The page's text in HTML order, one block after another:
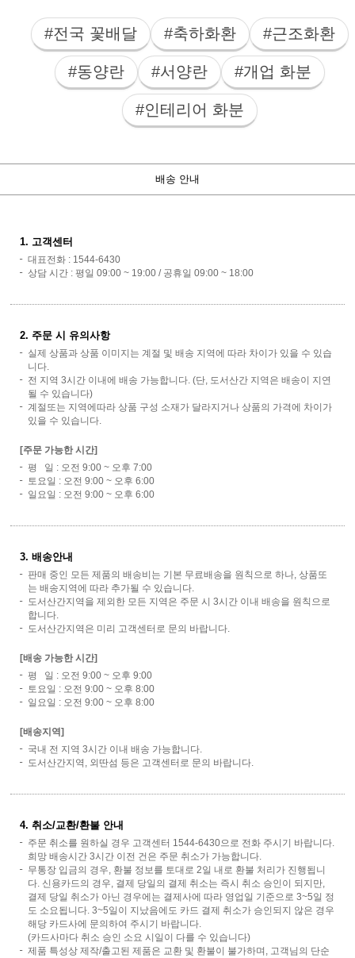
#전국 꽃배달 #축하화환 #근조화환
#동양란 #서양란 #개업 화분
#인테리어 화분
배송 안내
1. 고객센터
대표전화 : 1544-6430
상담 시간 : 평일 09:00 ~ 19:00 / 공휴일 09:00 ~ 18:00
2. 주문 시 유의사항
실제 상품과 상품 이미지는 계절 및 배송 지역에 따라 차이가 있을 수 있습
니다.
전 지역 3시간 이내에 배송 가능합니다. (단, 도서산간 지역은 배송이 지연
될 수 있습니다)
계절또는 지역에따라 상품 구성 소재가 달라지거나 상품의 가격에 차이가
있을 수 있습니다.
[주문 가능한 시간]
평 일 : 오전 9:00 ~ 오후 7:00
토요일 : 오전 9:00 ~ 오후 6:00
일요일 : 오전 9:00 ~ 오후 6:00
3. 배송안내
판매 중인 모든 제품의 배송비는 기본 무료배송을 원칙으로 하나, 상품또
는 배송지역에 따라 추가될 수 있습니다.
도서산간지역을 제외한 모든 지역은 주문 시 3시간 이내 배송을 원칙으로
합니다.
도서산간지역은 미리 고객센터로 문의 바랍니다.
[배송 가능한 시간]
평 일 : 오전 9:00 ~ 오후 9:00
토요일 : 오전 9:00 ~ 오후 8:00
일요일 : 오전 9:00 ~ 오후 8:00
[배송지역]
국내 전 지역 3시간 이내 배송 가능합니다.
도서산간지역, 외딴섬 등은 고객센터로 문의 바랍니다.
4. 취소/교환/환불 안내
주문 취소를 원하실 경우 고객센터 1544-6430으로 전화 주시기 바랍니다.
희망 배송시간 3시간 이전 건은 주문 취소가 가능합니다.
무통장 입금의 경우, 환불 정보를 토대로 2일 내로 환불 처리가 진행됩니
다. 신용카드의 경우, 결제 당일의 결제 취소는 즉시 취소 승인이 되지만,
결제 당일 취소가 아닌 경우에는 결제사에 따라 영업일 기준으로 3~5일 정
도 소요됩니다. 3~5일이 지났음에도 카드 결제 취소가 승인되지 않은 경우
해당 카드사에 문의하여 주시기 바랍니다.
(카드사마다 취소 승인 소요 시일이 다를 수 있습니다)
제품 특성상 제작/출고된 제품은 교환 및 환불이 불가하며, 고객님의 단순